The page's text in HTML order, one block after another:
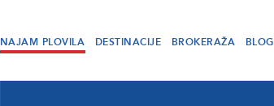
NAJAM PLOVILA DESTINACIJE BROKERAŽA BLOG